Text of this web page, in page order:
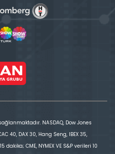
NASDAQ, Dow Jones
40, DAX 30, Hang Seng, IBEX 35,
dakika; CME, NYMEX VE S&P verileri 10